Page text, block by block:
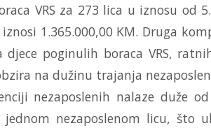
VRS za 273 lica u iznosu od
1.365.000,00 KM. Druga
djece poginulih boraca VRS,
na dužinu trajanja
nezaposlenih nalaze duže
jednom nezaposlenom licu, što